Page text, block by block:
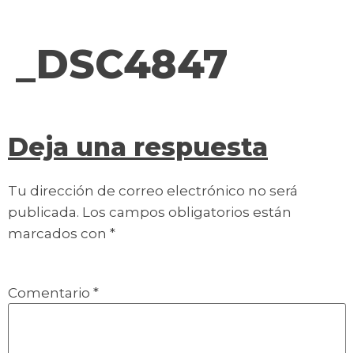
_DSC4847
Deja una respuesta
Tu dirección de correo electrónico no será
publicada. Los campos obligatorios están
marcados con *
Comentario *